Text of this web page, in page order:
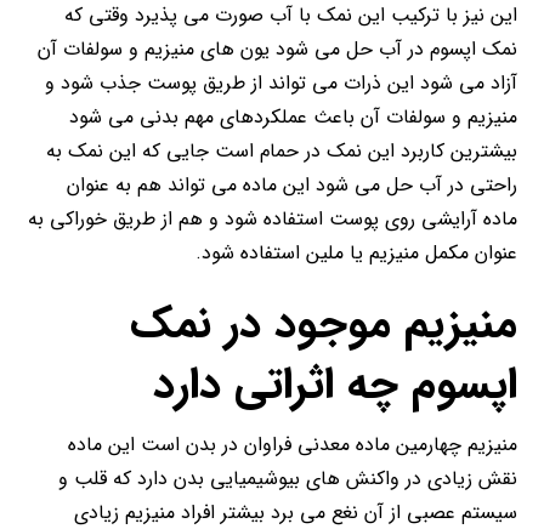
این نیز با ترکیب این نمک با آب صورت می پذیرد وقتی که
نمک اپسوم در آب حل می شود یون های منیزیم و سولفات آن
آزاد می شود این ذرات می تواند از طریق پوست جذب شود و
منیزیم و سولفات آن باعث عملکردهای مهم بدنی می شود
بیشترین کاربرد این نمک در حمام است جایی که این نمک به
راحتی در آب حل می شود این ماده می تواند هم به عنوان
ماده آرایشی روی پوست استفاده شود و هم از طریق خوراکی به
عنوان مکمل منیزیم یا ملین استفاده شود.
منیزیم موجود در نمک
اپسوم چه اثراتی دارد
منیزیم چهارمین ماده معدنی فراوان در بدن است این ماده
نقش زیادی در واکنش های بیوشیمیایی بدن دارد که قلب و
سیستم عصبی از آن نغع می برد بیشتر افراد منیزیم زیادی